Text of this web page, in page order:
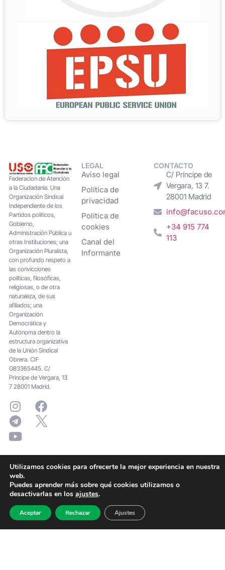
Federacion de Atención
a la Ciudadanía. Una
Organización Sindical
Independiente de los
Partidos políticos,
Gobierno,
Administración Pública u
otras Instituciones; una
Organización Pluralista,
con profundo respeto a
las convicciones
políticas, filosóficas,
religiosas, o de otra
naturaleza, de sus
afiliados; una
Organización
Democrática y
Autónoma dentro la
estructura organizativa
de la Unión Sindical
Obrera. CIF
G83365445. C/
Principe de Vergara, 13
7 28001 Madrid.
LEGAL
Aviso legal
Política de
privacidad
Política de
cookies
Canal del
Informante
CONTACTO
C/ Príncipe de
Vergara, 13 7.
28001 Madrid
+34 915 774
113
Utilizamos cookies para ofrecerte la mejor experiencia en nuestra
web.
Puedes aprender más sobre qué cookies utilizamos o
desactivarlas en los ajustes.
Aceptar Rechazar Ajustes